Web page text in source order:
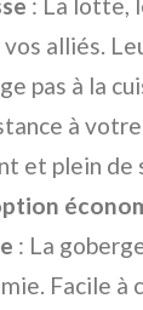
: La lotte,
alliés.
pas à la
à
et plein de
: La
Facile à